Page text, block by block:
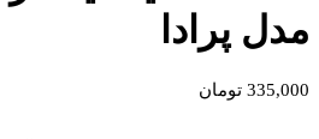
مدل پرادا
335,000 تومان